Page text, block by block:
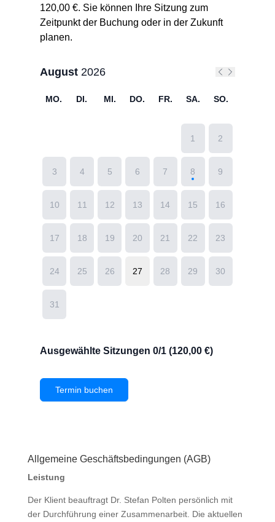
Allgemeine Geschäftsbedingungen (AGB)
Leistung
Der Klient beauftragt Dr. Stefan Polten persönlich mit
der Durchführung einer Zusammenarbeit. Die aktuellen